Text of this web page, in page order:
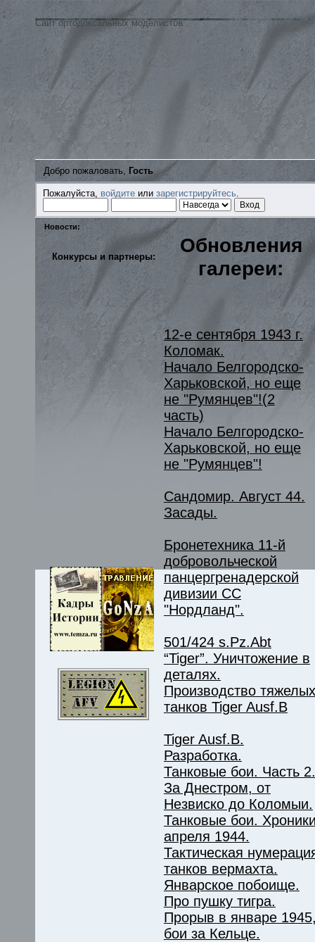
;
Сайт ортодоксальных моделистов
Добро пожаловать, Гость
Пожалуйста, войдите илизарегистрируйтесь
Новости:
Конкурсы и партнеры:
Обновления
галереи:
12-е сентября 1943 г.
Коломак.
Начало Белгородско-
Харьковской, но еще
не "Румянцев"!(2
часть)
Начало Белгородско-
Харьковской, но еще
не "Румянцев"!
Сандомир. Август 44.
Засады.
Бронетехника 11-й
добровольческой
панцергренадерской
дивизии СС
"Нордланд".
501/424 s.Pz.Abt
“Tiger”. Уничтожение в
деталях.
Производство тяжелых
танков Tiger Ausf.B
Tiger Ausf.B.
Разработка.
Танковые бои. Часть 2.
За Днестром, от
Незвиско до Коломыи.
Танковые бои.
апреля 1944.
Тактическая
танков вермахта.
Январское побоище.
Про пушку тигра.
Прорыв в январе
бои за Кельце.